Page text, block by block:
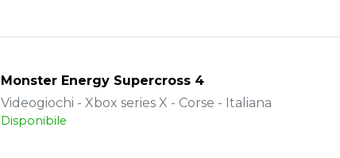
Monster Energy Supercross 4
Videogiochi - Xbox series X - Corse - Italiana
Disponibile